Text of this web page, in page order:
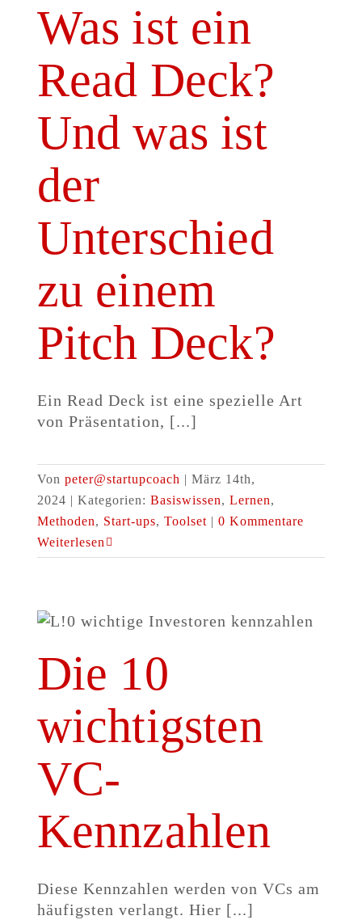
Was ist ein
Read Deck?
Und was ist
der
Unterschied
zu einem
Pitch Deck?
Ein Read Deck ist eine spezielle Art
von Präsentation, [...]
Von peter@startupcoach | März 14th,
2024 | Kategorien: Basiswissen, Lernen,
Methoden, Start-ups, Toolset | 0 Kommentare
Weiterlesen
Die 10
wichtigsten
VC-
Kennzahlen
Diese Kennzahlen werden von VCs am
häufigsten verlangt. Hier [...]